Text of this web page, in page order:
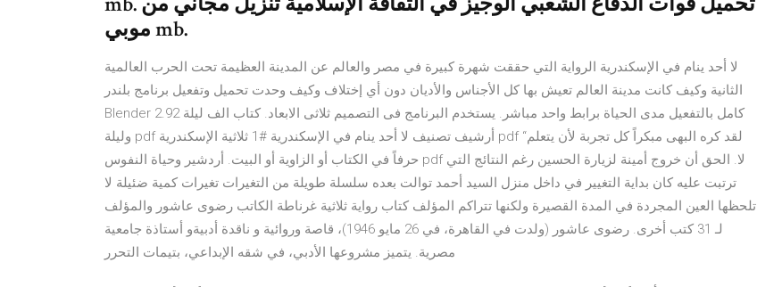
موبي mb.
لا أحد ينام في الإسكندرية الرواية التي حققت شهرة كبيرة في مصر والعالم عن المدينة العظيمة تحت الحرب العالمية
الثانية وكيف كانت مدينة العالم تعيش بها كل الأجناس والأديان دون أي إختلاف وكيف وحدت تحميل وتفعيل برنامج بلندر
Blender 2.92 كامل بالتفعيل مدى الحياة برابط واحد مباشر. يستخدم البرنامج فى التصميم ثلاثى الابعاد. كتاب الف ليلة
وليلة pdf أرشيف تصنيف لا أحد ينام في الإسكندرية #1 ثلاثية الإسكندرية pdf “لقد كره البهى مبكراً كل تجربة لأن يتعلم
حرفاً في الكتاب أو الزاوية أو البيت. أردشير وحياة النفوس pdf لا. الحق أن خروج أمينة لزيارة الحسين رغم النتائج التي
ترتبت عليه كان بداية التغيير في داخل منزل السيد أحمد توالت بعده سلسلة طويلة من التغيرات تغيرات كمية ضئيلة لا
تلحظها العين المجردة في المدة القصيرة ولكنها تتراكم المؤلف كتاب رواية ثلاثية غرناطة الكاتب رضوى عاشور والمؤلف
لـ 31 كتب أخرى. رضوى عاشور (ولدت في القاهرة، في 26 مايو 1946)، قاصة وروائية و ناقدة أدبيةو أستاذة جامعية
مصرية. يتميز مشروعها الأدبي، في شقه الإبداعي، بتيمات التحرر